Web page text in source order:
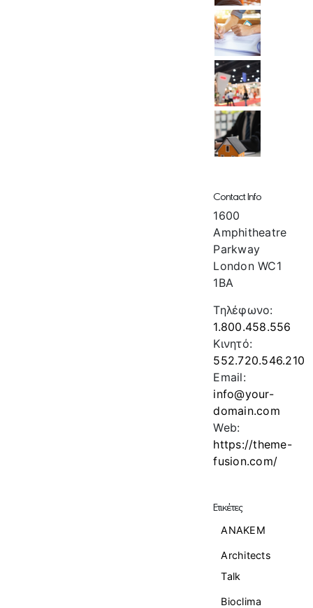
Contact Info
1600
Amphitheatre
Parkway
London WC1
1BA
Τηλέφωνο:
1.800.458.556
Κινητό:
552.720.546.210
Email:
info@your-
domain.com
Web:
https://theme-
fusion.com/
Ετικέτες
ANAKEM
Architects
Talk
Bioclima